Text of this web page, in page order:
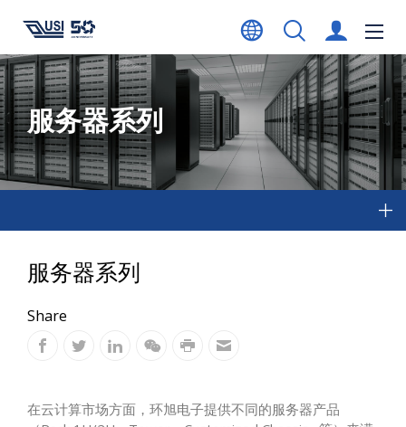
服务器系列
服务器系列
Share
在云计算市场方面，环旭电子提供不同的服务器产品